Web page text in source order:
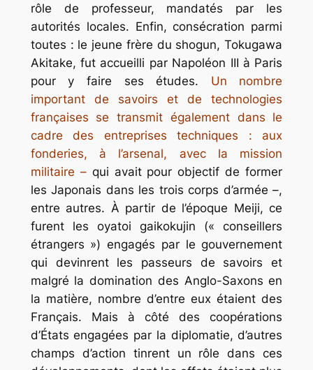
rôle de professeur, mandatés par les
autorités locales. Enfin, consécration parmi
toutes : le jeune frère du shogun, Tokugawa
Akitake, fut accueilli par Napoléon III à Paris
pour y faire ses études. Un nombre
important de savoirs et de technologies
françaises se transmit également dans le
cadre des entreprises techniques : aux
fonderies, à l’arsenal, avec la mission
militaire –qui avait pour objectif de former
les Japonais dans les trois corps d’armée –,
entre autres. À partir de l’époque Meiji, ce
furent les oyatoi gaikokujin (« conseillers
étrangers ») engagés par le gouvernement
qui devinrent les passeurs de savoirs et
malgré la domination des Anglo-Saxons en
la matière, nombre d’entre eux étaient des
Français. Mais à côté des coopérations
d’États engagées par la diplomatie, d’autres
champs d’action tinrent un rôle dans ces